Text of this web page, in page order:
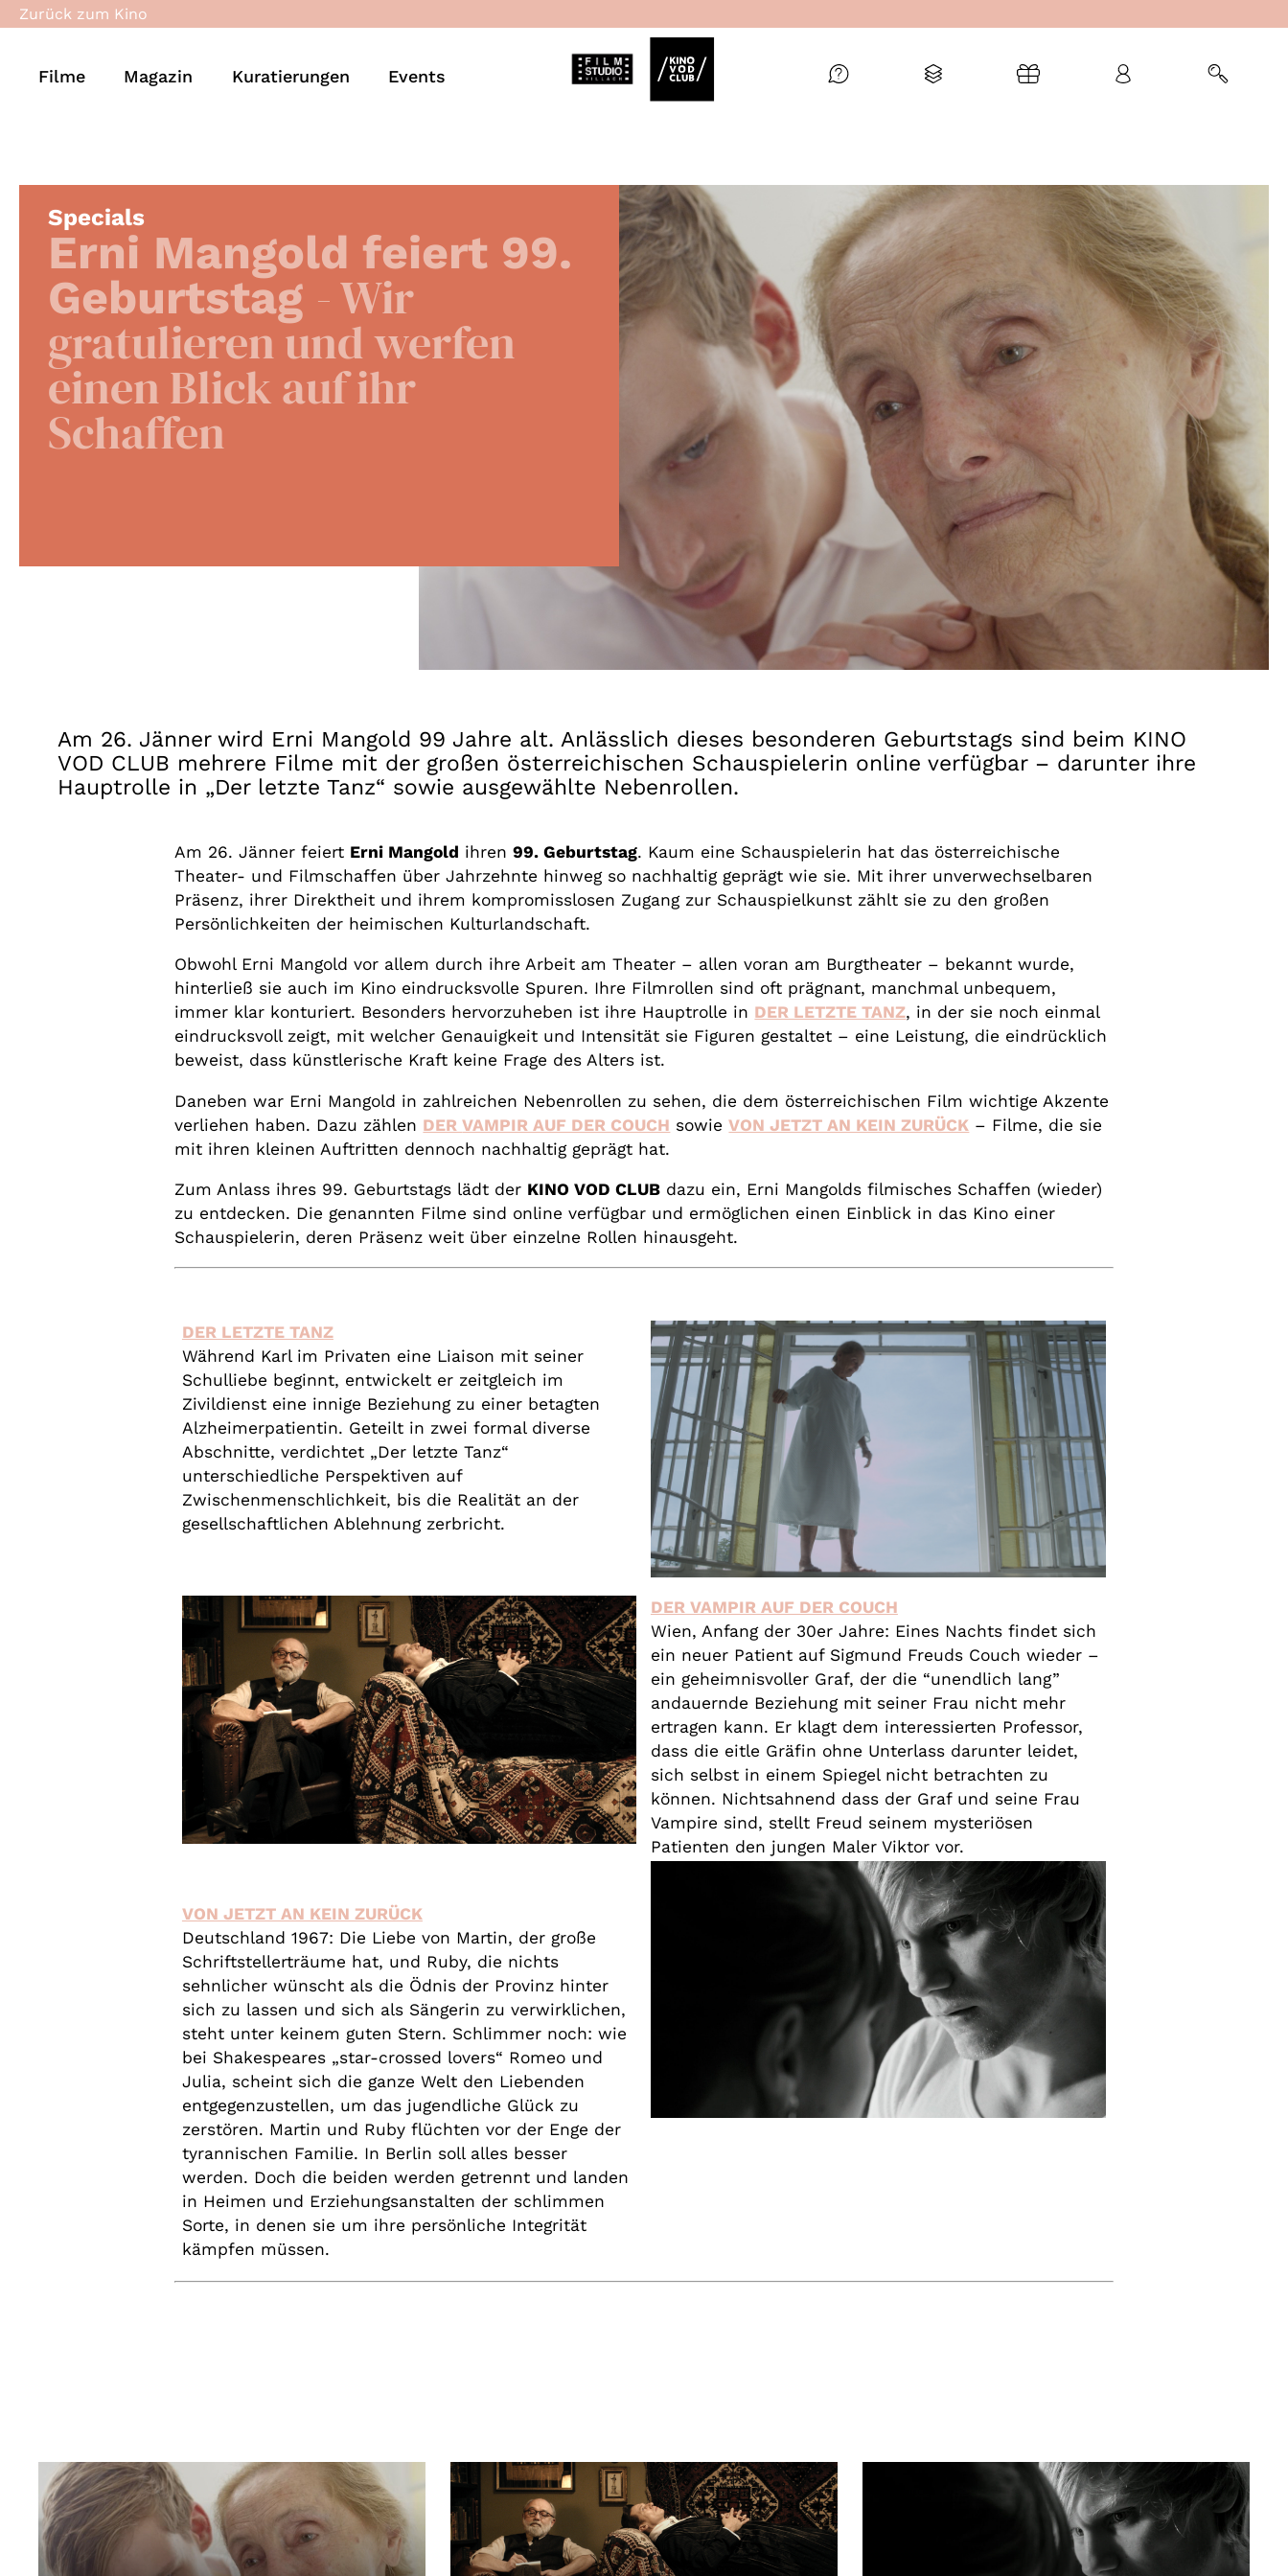
Kuratierungen
Events
So geht’s
Gutscheine
& Filmpässe
Account
Suche
Zurück zum Kino
Filme Magazin Kuratierungen Events
Specials
Erni Mangold feiert 99.
Geburtstag - Wir
gratulieren und werfen
einen Blick auf ihr
Schaffen
Am 26. Jänner wird Erni Mangold 99 Jahre alt. Anlässlich dieses besonderen Geburtstags sind beim KINO
VOD CLUB mehrere Filme mit der großen österreichischen Schauspielerin online verfügbar – darunter ihre
Hauptrolle in „Der letzte Tanz“ sowie ausgewählte Nebenrollen.
Am 26. Jänner feiert Erni Mangold ihren99. Geburtstag. Kaum eine Schauspielerin hat das österreichische
Theater- und Filmschaffen über Jahrzehnte hinweg so nachhaltig geprägt wie sie. Mit ihrer unverwechselbaren
Präsenz, ihrer Direktheit und ihrem kompromisslosen Zugang zur Schauspielkunst zählt sie zu den großen
Persönlichkeiten der heimischen Kulturlandschaft.
Obwohl Erni Mangold vor allem durch ihre Arbeit am Theater – allen voran am Burgtheater – bekannt wurde,
hinterließ sie auch im Kino eindrucksvolle Spuren. Ihre Filmrollen sind oft prägnant, manchmal unbequem,
immer klar konturiert. Besonders hervorzuheben ist ihre Hauptrolle in DER LETZTE TANZ, in der sie noch einmal
eindrucksvoll zeigt, mit welcher Genauigkeit und Intensität sie Figuren gestaltet – eine Leistung, die eindrücklich
beweist, dass künstlerische Kraft keine Frage des Alters ist.
Daneben war Erni Mangold in zahlreichen Nebenrollen zu sehen, die dem österreichischen Film wichtige Akzente
verliehen haben. Dazu zählen DERVAMPIR AUF DER COUCH sowieVON JETZT AN KEIN ZURÜCK – Filme, die sie
mit ihren kleinen Auftritten dennoch nachhaltig geprägt hat.
Zum Anlass ihres 99. Geburtstags lädt der KINO VOD CLUB dazu ein, Erni Mangolds filmisches Schaffen (wieder)
zu entdecken. Die genannten Filme sind online verfügbar und ermöglichen einen Einblick in das Kino einer
Schauspielerin, deren Präsenz weit über einzelne Rollen hinausgeht.
DER LETZTE TANZ
Während Karl im Privaten eine Liaison mit seiner
Schulliebe beginnt, entwickelt er zeitgleich im
Zivildienst eine innige Beziehung zu einer betagten
Alzheimerpatientin. Geteilt in zwei formal diverse
Abschnitte, verdichtet „Der letzte Tanz“
unterschiedliche Perspektiven auf
Zwischenmenschlichkeit, bis die Realität an der
gesellschaftlichen Ablehnung zerbricht.
DER VAMPIR AUF DER COUCH
Wien, Anfang der 30er Jahre: Eines Nachts findet sich
ein neuer Patient auf Sigmund Freuds Couch wieder –
ein geheimnisvoller Graf, der die “unendlich lang”
andauernde Beziehung mit seiner Frau nicht mehr
ertragen kann. Er klagt dem interessierten Professor,
dass die eitle Gräfin ohne Unterlass darunter leidet,
sich selbst in einem Spiegel nicht betrachten zu
können. Nichtsahnend dass der Graf und seine Frau
Vampire sind, stellt Freud seinem mysteriösen
Patienten den jungen Maler Viktor vor.
VON JETZT AN KEIN ZURÜCK
Deutschland 1967: Die Liebe von Martin, der große
Schriftstellerträume hat, und Ruby, die nichts
sehnlicher wünscht als die Ödnis der Provinz hinter
sich zu lassen und sich als Sängerin zu verwirklichen,
steht unter keinem guten Stern. Schlimmer noch: wie
bei Shakespeares „star-crossed lovers“ Romeo und
Julia, scheint sich die ganze Welt den Liebenden
entgegenzustellen, um das jugendliche Glück zu
zerstören. Martin und Ruby flüchten vor der Enge der
tyrannischen Familie. In Berlin soll alles besser
werden. Doch die beiden werden getrennt und landen
in Heimen und Erziehungsanstalten der schlimmen
Sorte, in denen sie um ihre persönliche Integrität
kämpfen müssen.